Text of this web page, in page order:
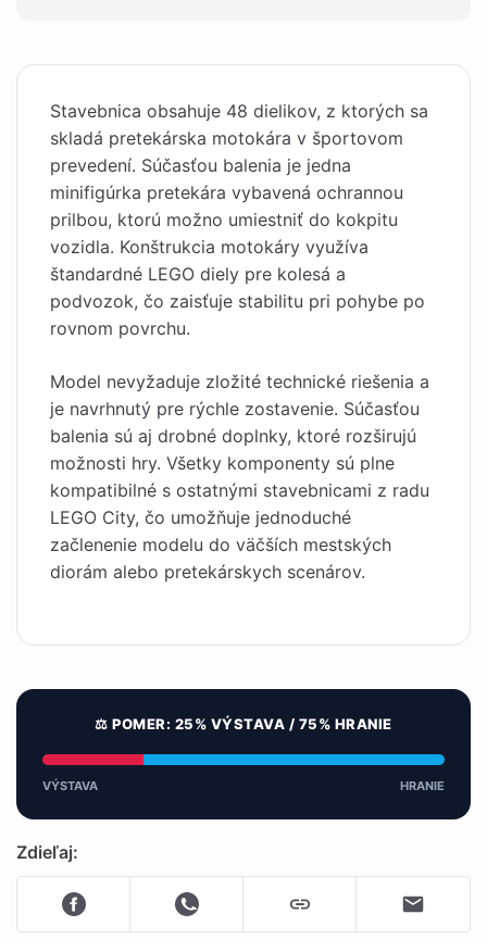
Stavebnica obsahuje 48 dielikov, z ktorých sa
skladá pretekárska motokára v športovom
prevedení. Súčasťou balenia je jedna
minifigúrka pretekára vybavená ochrannou
prilbou, ktorú možno umiestniť do kokpitu
vozidla. Konštrukcia motokáry využíva
štandardné LEGO diely pre kolesá a
podvozok, čo zaisťuje stabilitu pri pohybe po
rovnom povrchu.
Model nevyžaduje zložité technické riešenia a
je navrhnutý pre rýchle zostavenie. Súčasťou
balenia sú aj drobné doplnky, ktoré rozširujú
možnosti hry. Všetky komponenty sú plne
kompatibilné s ostatnými stavebnicami z radu
LEGO City, čo umožňuje jednoduché
začlenenie modelu do väčších mestských
diorám alebo pretekárskych scenárov.
⚖️ POMER: 25% VÝSTAVA / 75% HRANIE
VÝSTAVA HRANIE
Zdieľaj: